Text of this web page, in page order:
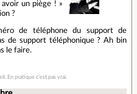
un piège ! »
?
de téléphone du support de
de support téléphonique ? Ah bin
le faire.
En pratique c'est pas vrai.